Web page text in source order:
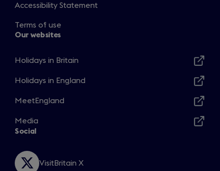
a
Accessibility Statement
Terms of use
Our websites
Holidays in Britain
in
new
Holidays in England
in
new
window
MeetEngland
in
a
window
Media
Opens
new
Social
VisitBritain X
Opens